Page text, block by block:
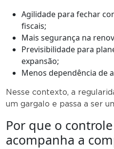
Agilidade para fechar
fiscais;
Mais segurança na
Previsibilidade para
expansão;
Menos dependência de
Nesse contexto, a
um gargalo e passa a ser
Por que o
acompanha a